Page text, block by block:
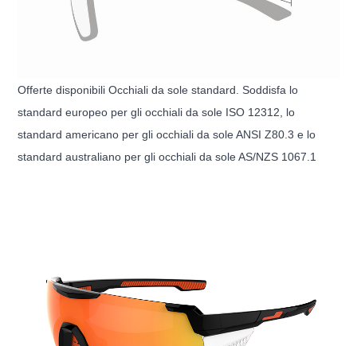
Offerte disponibili Occhiali da sole standard. Soddisfa lo
standard europeo per gli occhiali da sole ISO 12312, lo
standard americano per gli occhiali da sole ANSI Z80.3 e lo
standard australiano per gli occhiali da sole AS/NZS 1067.1